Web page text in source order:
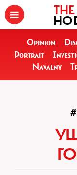
Opinion
Portrait
Navalny